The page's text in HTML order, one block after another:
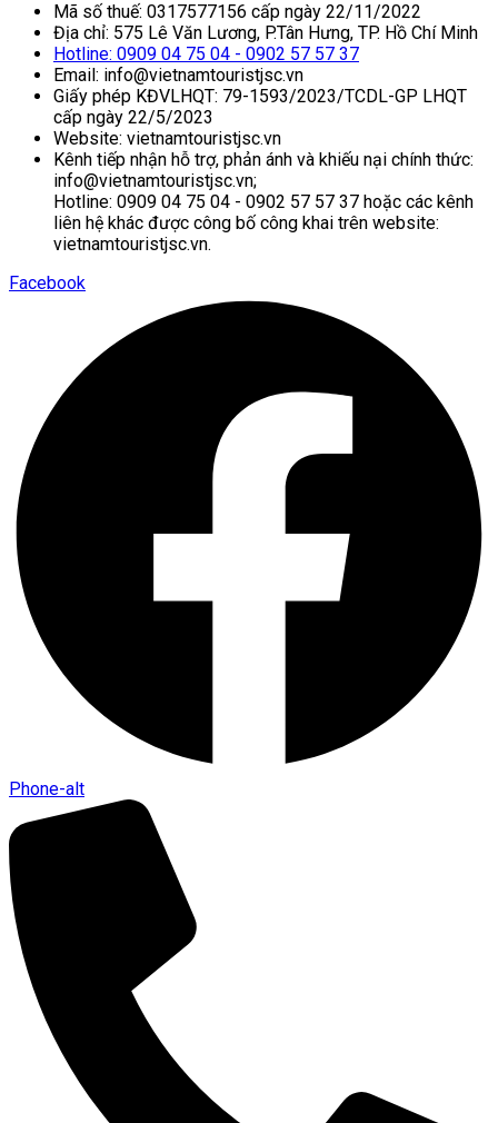
Mã số thuế: 0317577156 cấp ngày 22/11/2022
Địa chỉ: 575 Lê Văn Lương, P.Tân Hưng, TP. Hồ Chí Minh
Hotline: 0909 04 75 04 - 0902 57 57 37
Email: info@vietnamtouristjsc.vn
Giấy phép KĐVLHQT: 79-1593/2023/TCDL-GP LHQT
cấp ngày 22/5/2023
Website: vietnamtouristjsc.vn
Kênh tiếp nhận hỗ trợ, phản ánh và khiếu nại chính thức:
info@vietnamtouristjsc.vn;
Hotline: 0909 04 75 04 - 0902 57 57 37 hoặc các kênh
liên hệ khác được công bố công khai trên website:
vietnamtouristjsc.vn.
Facebook
Phone-alt